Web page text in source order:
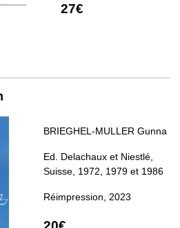
27€
BRIEGHEL-MULLER Gunna
Ed. Delachaux et Niestlé,
Suisse, 1972, 1979 et 1986
Réimpression, 2023